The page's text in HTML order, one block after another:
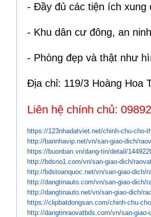
- Đầy đủ các tiện ích
- Khu dân cư đông, an
- Phòng đẹp và thật như
Địa chỉ: 119/3 Hoàng Hoa
Liên hệ chính chủ:
https://123nhadatviet.net/chinh-chu-cho-
http://bannhavip.net/vn/san-giao-dich/
https://buonban.vn/dang-tin/detail/
http://bdsno1.com/vn/san-giao-dich/
http://bdstoanquoc.net/vn/san-giao-dich/
http://dangtinauto.com/vn/san-giao-dich/
http://dangtinauto.net/vn/san-giao-dich/
https://clipbatdongsan.com/chinh-chu-
http://dangtinraovatbds.com/vn/san-giao-